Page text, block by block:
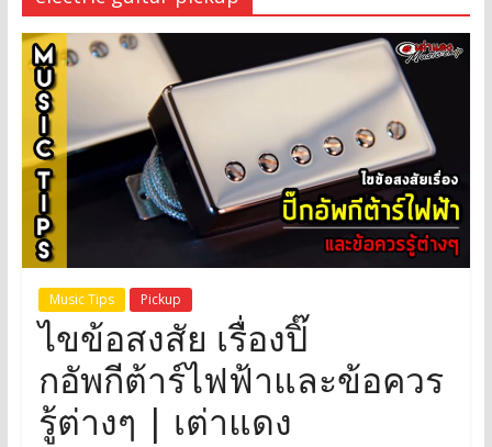
Music Tips Pickup
ไขข้อสงสัย เรื่องปิ๊
กอัพกีต้าร์ไฟฟ้าและข้อควร
รู้ต่างๆ | เต่าแดง